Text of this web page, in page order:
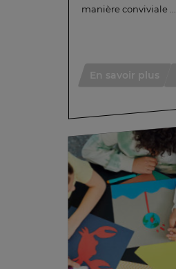
manière conviviale ...
En savoir plus